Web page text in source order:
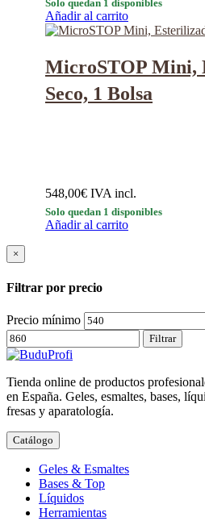
Solo quedan 1 disponibles
Añadir al carrito
MicroSTOP Mini,
Seco, 1 Bolsa
548,00€ IVA incl.
Solo quedan 1 disponibles
Añadir al carrito
×
Filtrar por precio
Precio mínimo
Filtrar
Tienda online de productos
en España. Geles, esmaltes, bases,
fresas y aparatología.
Catálogo
Geles & Esmaltes
Bases & Top
Líquidos
Herramientas